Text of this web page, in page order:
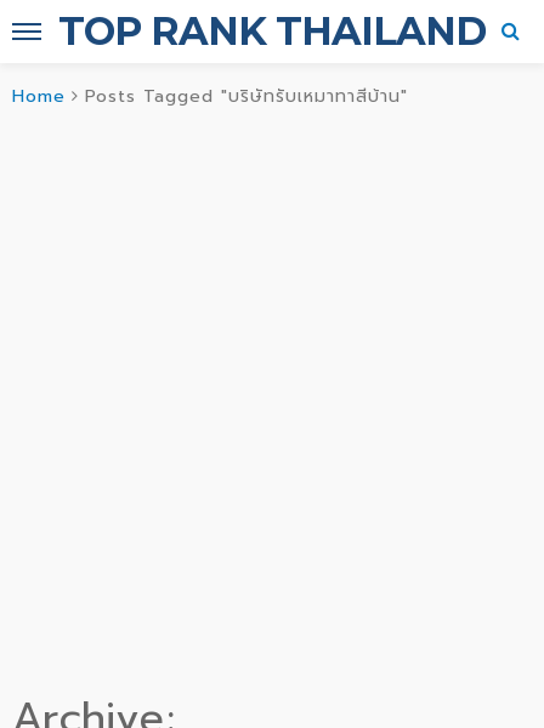
TOP RANK THAILAND
Home Posts Tagged "บริษัทรับเหมาทาสีบ้าน"